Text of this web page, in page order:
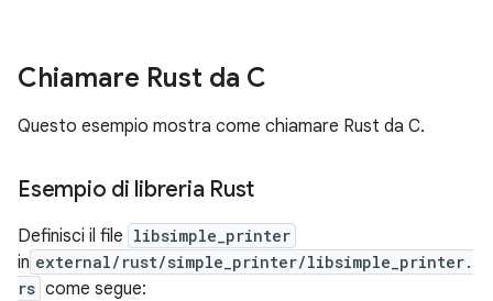
Chiamare Rust da C
Questo esempio mostra come chiamare Rust da C.
Esempio di libreria Rust
Definisci il file libsimple_printer
in external/rust/simple_printer/libsimple_printer.
rs come segue: